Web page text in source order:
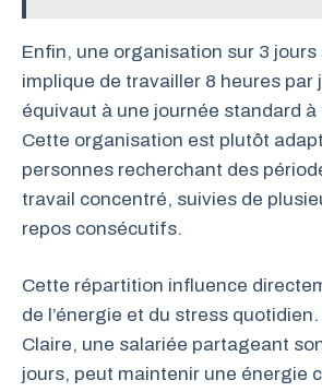
Enfin, une organisation sur 3
implique de travailler 8 heures par
équivaut à une journée standard à
Cette organisation est plutôt
personnes recherchant des
travail concentré, suivies de
repos consécutifs.
Cette répartition influence
de l’énergie et du stress
Claire, une salariée partageant
jours, peut maintenir une énergie